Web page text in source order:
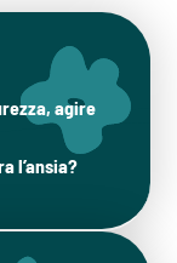
agire
l’ansia?